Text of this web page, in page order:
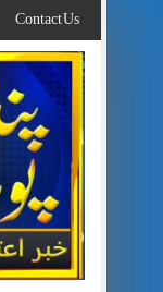
to
content
Contact Us